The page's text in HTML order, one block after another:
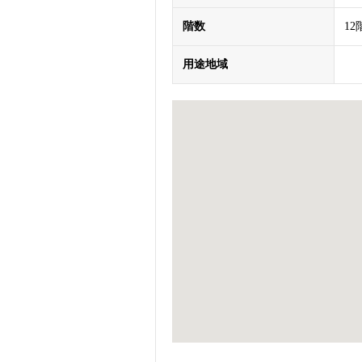
階数 12
用途地域